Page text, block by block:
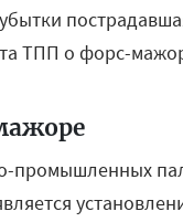
ТПП о форс-
промышленных